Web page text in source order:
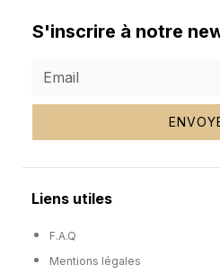
S'inscrire à notre
Liens utiles
F.A.Q
Mentions légales